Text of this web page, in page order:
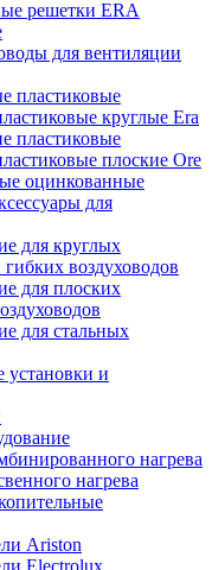
решетки ERA
для вентиляции
пластиковые
круглые Era
пластиковые
плоские Ore
оцинкованные
для
для круглых
воздуховодов
для плоских
для стальных
и
нагрева
нагрева
Ariston